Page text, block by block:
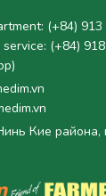
(+84)
(+84)
Кие района,